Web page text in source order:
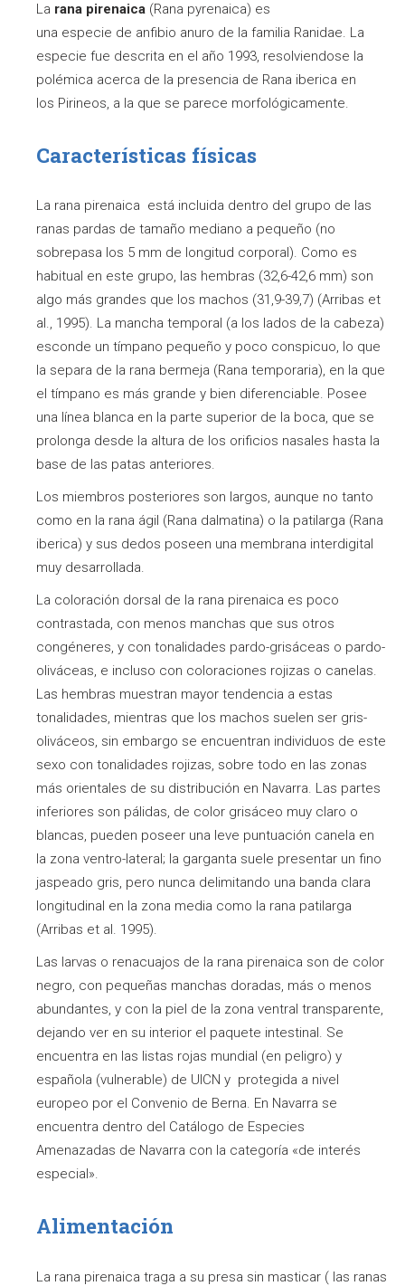
La rana pirenaica (Rana pyrenaica) es
una especie de anfibio anuro de la familia Ranidae. La
especie fue descrita en el año 1993, resolviendose la
polémica acerca de la presencia de Rana iberica en
los Pirineos, a la que se parece morfológicamente.
Características físicas
La rana pirenaica está incluida dentro del grupo de las
ranas pardas de tamaño mediano a pequeño (no
sobrepasa los 5 mm de longitud corporal). Como es
habitual en este grupo, las hembras (32,6-42,6 mm) son
algo más grandes que los machos (31,9-39,7) (Arribas et
al., 1995). La mancha temporal (a los lados de la cabeza)
esconde un tímpano pequeño y poco conspicuo, lo que
la separa de la rana bermeja (Rana temporaria), en la que
el tímpano es más grande y bien diferenciable. Posee
una línea blanca en la parte superior de la boca, que se
prolonga desde la altura de los orificios nasales hasta la
base de las patas anteriores.
Los miembros posteriores son largos, aunque no tanto
como en la rana ágil (Rana dalmatina) o la patilarga (Rana
iberica) y sus dedos poseen una membrana interdigital
muy desarrollada.
La coloración dorsal de la rana pirenaica es poco
contrastada, con menos manchas que sus otros
congéneres, y con tonalidades pardo-grisáceas o pardo-
oliváceas, e incluso con coloraciones rojizas o canelas.
Las hembras muestran mayor tendencia a estas
tonalidades, mientras que los machos suelen ser gris-
oliváceos, sin embargo se encuentran individuos de este
sexo con tonalidades rojizas, sobre todo en las zonas
más orientales de su distribución en Navarra. Las partes
inferiores son pálidas, de color grisáceo muy claro o
blancas, pueden poseer una leve puntuación canela en
la zona ventro-lateral; la garganta suele presentar un fino
jaspeado gris, pero nunca delimitando una banda clara
longitudinal en la zona media como la rana patilarga
(Arribas et al. 1995).
Las larvas o renacuajos de la rana pirenaica son de color
negro, con pequeñas manchas doradas, más o menos
abundantes, y con la piel de la zona ventral transparente,
dejando ver en su interior el paquete intestinal. Se
encuentra en las listas rojas mundial (en peligro) y
española (vulnerable) de UICN y protegida a nivel
europeo por el Convenio de Berna. En Navarra se
encuentra dentro del Catálogo de Especies
Amenazadas de Navarra con la categoría «de interés
especial».
Alimentación
La rana pirenaica traga a su presa sin masticar ( las ranas